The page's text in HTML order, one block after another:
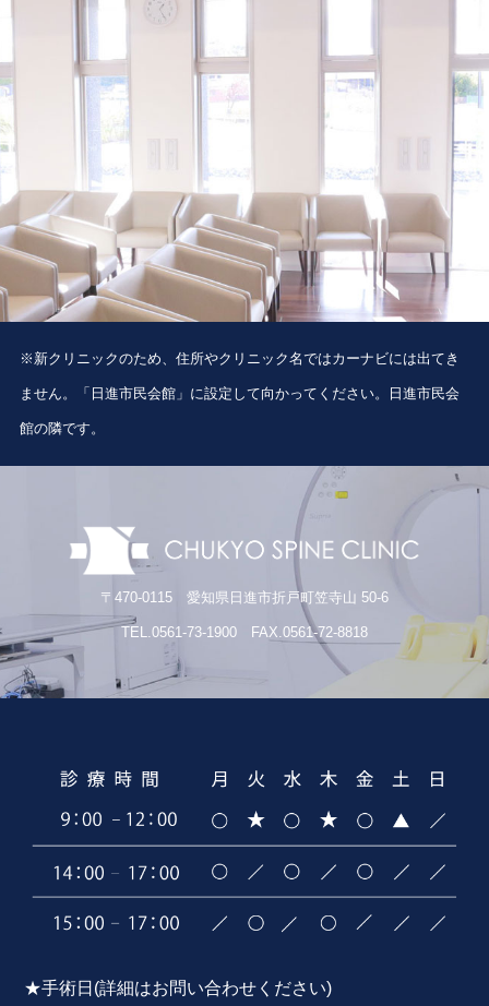
※新クリニックのため、住所やクリニック名ではカーナビには出てき
ません。「日進市民会館」に設定して向かってください。日進市民会
館の隣です。
〒470-0115 愛知県日進市折戸町笠寺山 50-6
TEL.0561-73-1900 FAX.0561-72-8818
★手術日(詳細はお問い合わせください)